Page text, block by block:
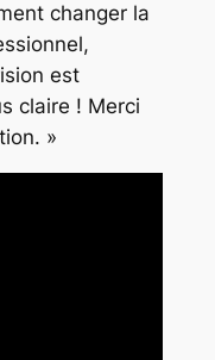
changer la
est
claire ! Merci
»